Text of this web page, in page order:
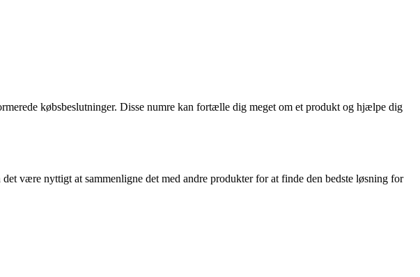
købsbeslutninger. Disse numre kan fortælle dig meget om et produkt og hjælpe dig
være nyttigt at sammenligne det med andre produkter for at finde den bedste løsning for